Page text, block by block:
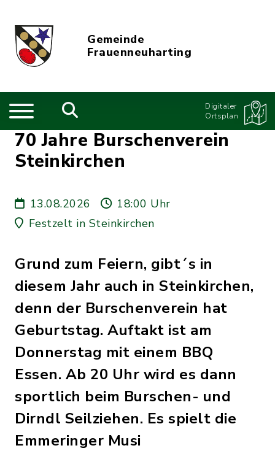
Gemeinde
Frauenneuharting
Digitaler
Ortsplan
70 Jahre Burschenverein
Steinkirchen
13.08.2026
18:00 Uhr
Festzelt in Steinkirchen
Grund zum Feiern, gibt´s in
diesem Jahr auch in Steinkirchen,
denn der Burschenverein hat
Geburtstag. Auftakt ist am
Donnerstag mit einem BBQ
Essen. Ab 20 Uhr wird es dann
sportlich beim Burschen- und
Dirndl Seilziehen. Es spielt die
Emmeringer Musi